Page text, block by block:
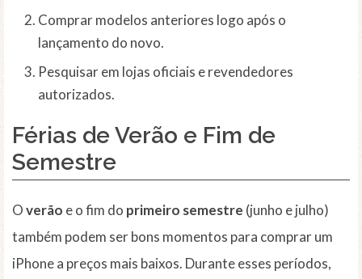
Comprar modelos anteriores logo após o
lançamento do novo.
Pesquisar em lojas oficiais e revendedores
autorizados.
Férias de Verão e Fim de
Semestre
Overão e o fim do primeiro semestre (junho e julho)
também podem ser bons momentos para comprar um
iPhone a preços mais baixos. Durante esses períodos,